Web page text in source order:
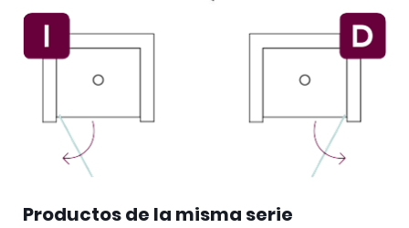
Productos de la misma serie